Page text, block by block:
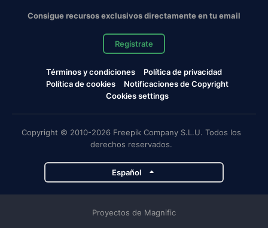
Consigue recursos exclusivos directamente en tu email
Regístrate
Términos y condiciones
Política de privacidad
Política de cookies
Notificaciones de Copyright
Cookies settings
Copyright © 2010-2026 Freepik Company S.L.U. Todos los
derechos reservados.
Español
Proyectos de Magnific